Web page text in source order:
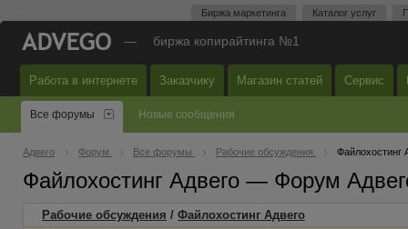
Биржа маркетинга Каталог услуг
— биржа копирайтинга №1
Работа в интернете Заказчику Магазин статей Сервис
Все форумы Новые сообщения
Адвего Форум Все форумы Рабочие обсуждения Файлохостинг
Файлохостинг Адвего — Форум
Рабочие обсуждения / Файлохостинг Адвего